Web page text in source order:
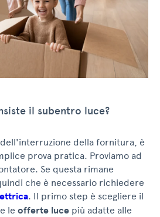
il subentro luce?
dell'interruzione della fornitura, è
prova pratica. Proviamo ad
Se questa rimane
che è necessario richiedere
. Il primo step è scegliere il
le offerte luce più adatte alle